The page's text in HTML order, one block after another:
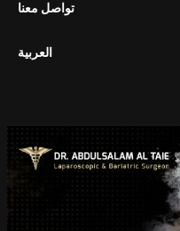
تواصل معنا
العربية